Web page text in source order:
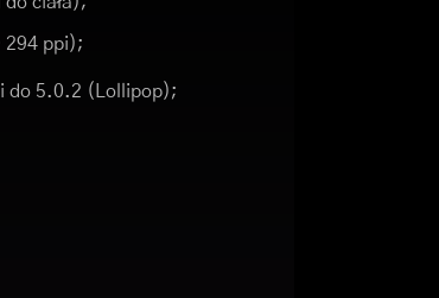
294 ppi);
do 5.0.2 (Lollipop);